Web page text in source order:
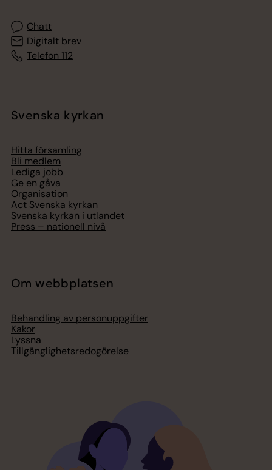
Chatt
Digitalt brev
Telefon 112
Svenska kyrkan
Hitta församling
Bli medlem
Lediga jobb
Ge en gåva
Organisation
Act Svenska kyrkan
Svenska kyrkan i utlandet
Press – nationell nivå
Om webbplatsen
Behandling av personuppgifter
Kakor
Lyssna
Tillgänglighetsredogörelse